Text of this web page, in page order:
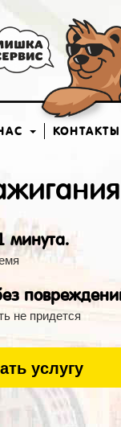
КОНТАКТЫ
минута.
не придется
услугу